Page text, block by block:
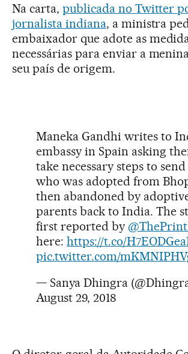
Na carta, publicada no Twitter
jornalista indiana, a ministra
embaixador que adote as
necessárias para enviar a
seu país de origem.
Maneka Gandhi writes to
embassy in Spain asking
take necessary steps to
who was adopted from
then abandoned by
parents back to India. The
first reported by
here: https://t.co/
pic.twitter.com/
— Sanya Dhingra
August 29, 2018